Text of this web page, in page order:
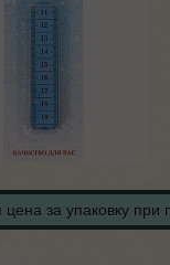
цена за упаковку при